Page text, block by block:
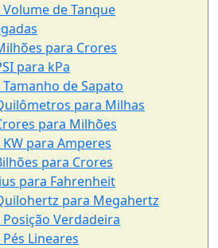
de Tanque
para Crores
para kPa
de Sapato
para Milhas
para Milhões
para Amperes
para Crores
para Fahrenheit
para Megahertz
Verdadeira
Lineares